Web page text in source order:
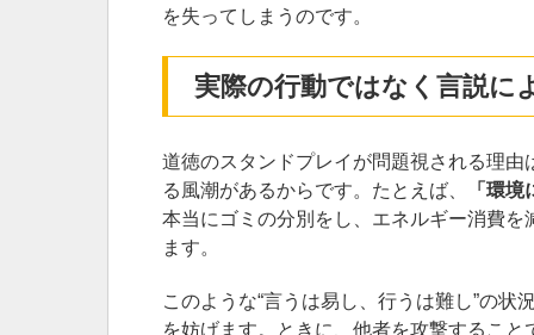
を失ってしまうのです。
実際の行動ではなく言説に
道徳のスタンドプレイが問題視される理由
る風潮があるからです。たとえば、
「環
本当にゴミの分別をし、エネルギー消費
ます。
このような“言うは易し、行うは難し”の
を妨げます。ときに、他者を攻撃すること